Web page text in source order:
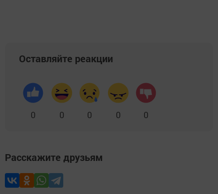
Оставляйте реакции
0 0 0 0 0
Расскажите друзьям